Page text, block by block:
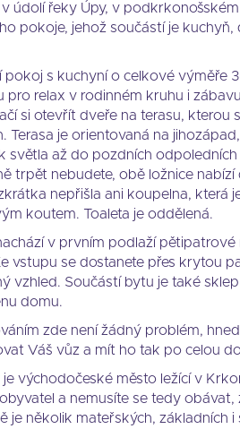
v údolí řeky Úpy, v
pokoje, jehož součástí je kuchyň,
pokoj s kuchyní o celkové výměře
pro relax v rodinném kruhu i
si otevřít dveře na terasu, kterou
Terasa je orientovaná na
světla až do pozdních
trpět nebudete, obě ložnice
nepřišla ani koupelna, která
koutem. Toaleta je oddělená.
v prvním podlaží
vstupu se dostanete přes krytou
vzhled. Součástí bytu je také
domu.
zde není žádný problém,
Váš vůz a mít ho tak po celou
je východočeské město ležící v
a nemusíte se tedy
je několik mateřských, základních